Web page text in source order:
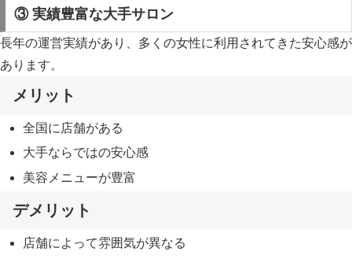
③ 実績豊富な大手サロン
長年の運営実績があり、多くの女性に利用されてきた安心感が
あります。
メリット
全国に店舗がある
大手ならではの安心感
美容メニューが豊富
デメリット
店舗によって雰囲気が異なる